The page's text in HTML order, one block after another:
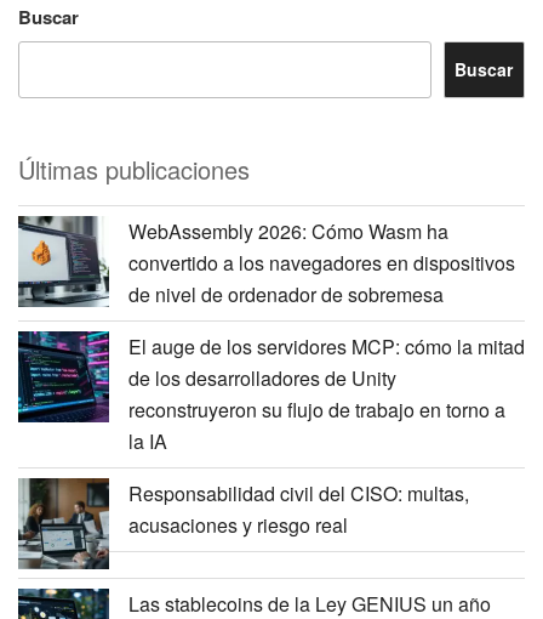
Buscar
Buscar
Últimas publicaciones
WebAssembly 2026: Cómo Wasm ha
convertido a los navegadores en dispositivos
de nivel de ordenador de sobremesa
El auge de los servidores MCP: cómo la mitad
de los desarrolladores de Unity
reconstruyeron su flujo de trabajo en torno a
la IA
Responsabilidad civil del CISO: multas,
acusaciones y riesgo real
Las stablecoins de la Ley GENIUS un año